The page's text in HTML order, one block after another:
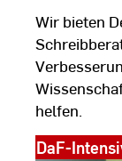
RheinMain
Wir bieten
helfen.
DaF-